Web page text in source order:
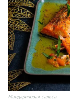
Мандариновая сальса